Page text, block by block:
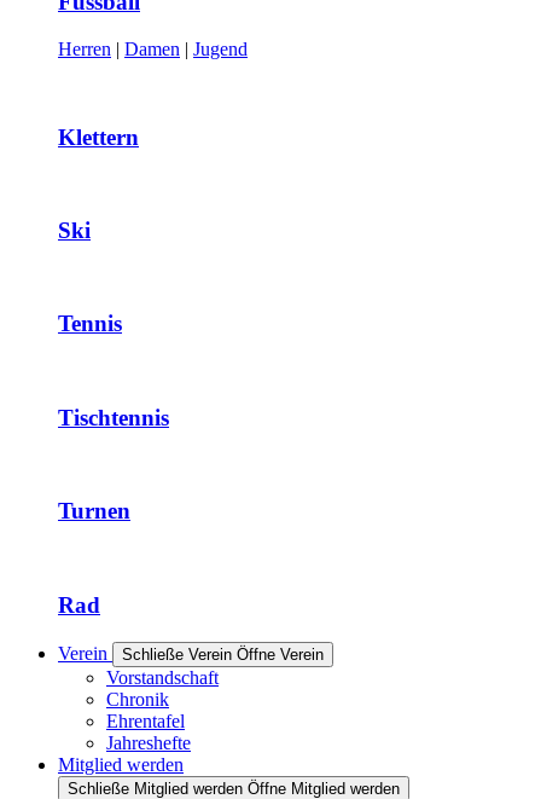
Herren | Damen | Jugend
Klettern
Ski
Tennis
Tischtennis
Turnen
Rad
Verein Schließe Verein Öffne Verein
Vorstandschaft
Chronik
Ehrentafel
Jahreshefte
Mitglied werden
Schließe Mitglied werden Öffne Mitglied werden